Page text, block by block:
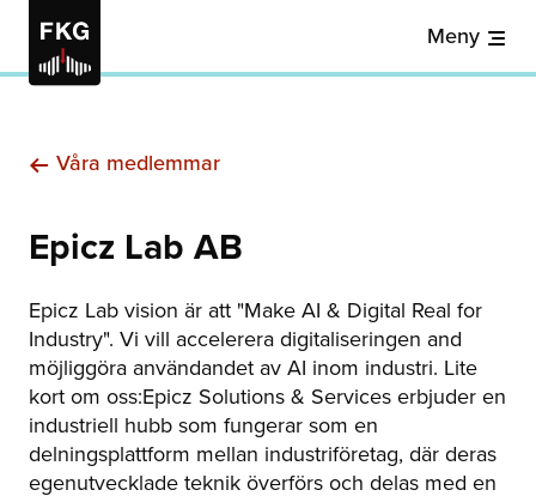
Meny
Våra medlemmar
Epicz Lab AB
Epicz Lab vision är att "Make AI & Digital Real for
Industry". Vi vill accelerera digitaliseringen and
möjliggöra användandet av AI inom industri. Lite
kort om oss:Epicz Solutions & Services erbjuder en
industriell hubb som fungerar som en
delningsplattform mellan industriföretag, där deras
egenutvecklade teknik överförs och delas med en